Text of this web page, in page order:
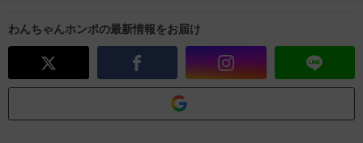
わんちゃんホンポの最新情報をお届け